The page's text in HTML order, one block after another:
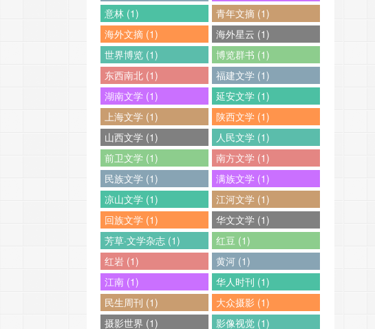
意林 (1)
青年文摘 (1)
海外文摘 (1)
海外星云 (1)
世界博览 (1)
博览群书 (1)
东西南北 (1)
福建文学 (1)
湖南文学 (1)
延安文学 (1)
上海文学 (1)
陕西文学 (1)
山西文学 (1)
人民文学 (1)
前卫文学 (1)
南方文学 (1)
民族文学 (1)
满族文学 (1)
凉山文学 (1)
江河文学 (1)
回族文学 (1)
华文文学 (1)
芳草·文学杂志 (1)
红豆 (1)
红岩 (1)
黄河 (1)
江南 (1)
华人时刊 (1)
民生周刊 (1)
大众摄影 (1)
摄影世界 (1)
影像视觉 (1)